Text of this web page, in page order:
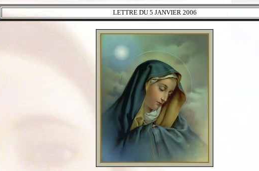
LETTRE DU 5 JANVIER 2006